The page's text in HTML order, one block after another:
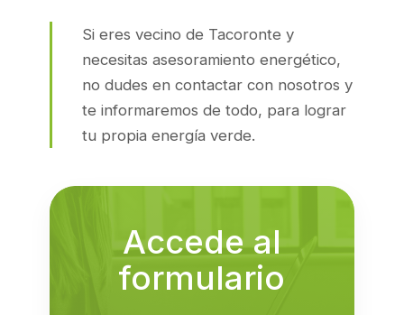
Si eres vecino de Tacoronte y
necesitas asesoramiento energético,
no dudes en contactar con nosotros y
te informaremos de todo, para lograr
tu propia energía verde.
Accede al
formulario